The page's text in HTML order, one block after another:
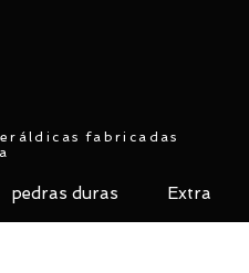
pedras duras Extra
fabricadas